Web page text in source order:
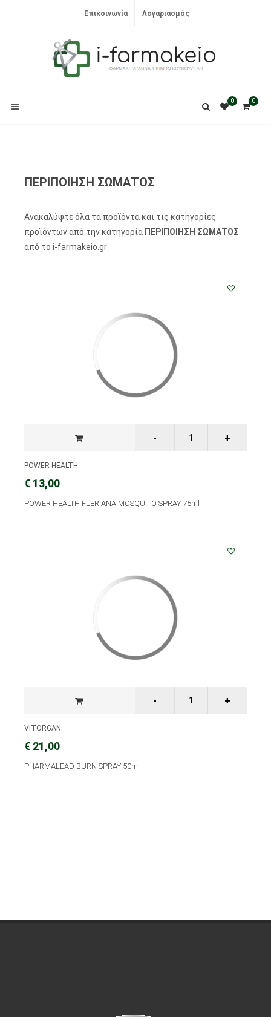
Επικοινωνία Λογαριασμός
0
0
ΠΕΡΙΠΟΙΗΣΗ ΣΩΜΑΤΟΣ
Ανακαλύψτε όλα τα προϊόντα και τις κατηγορίες
προϊόντων από την κατηγορία ΠΕΡΙΠΟΙΗΣΗ ΣΩΜΑΤΟΣ
από το i-farmakeio.gr
POWER HEALTH
€ 13,00
POWER HEALTH FLERIANA MOSQUITO SPRAY 75ml
VITORGAN
€ 21,00
PHARMALEAD BURN SPRAY 50ml